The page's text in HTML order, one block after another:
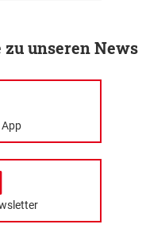
unseren News
App